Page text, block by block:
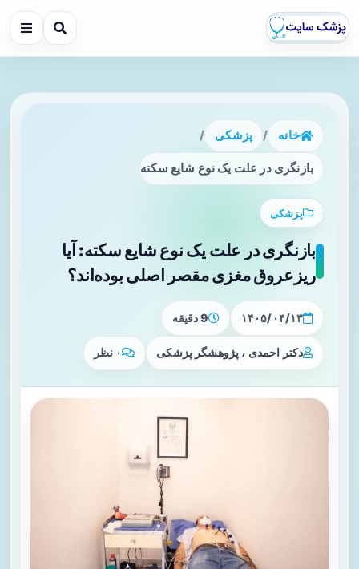
خانه / پزشکی /
بازنگری در علت یک نوع شایع سکته: آیا ریزعروق مغزی مقصر
پزشکی
بازنگری در علت یک نوع شایع سکته: آیا
ریزعروق مغزی مقصر اصلی بوده‌اند؟
۱۴۰۵/۰۴/۱۳ 9 دقیقه
دکتر احمدی ، پژوهشگر پزشکی ۰ نظر